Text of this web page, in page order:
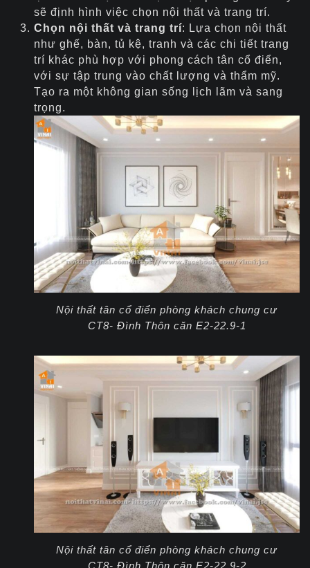
sẽ định hình việc chọn nội thất và trang trí.
Chọn nội thất và trang trí: Lựa chọn nội thất
như ghế, bàn, tủ kệ, tranh và các chi tiết trang
trí khác phù hợp với phong cách tân cổ điển,
với sự tập trung vào chất lượng và thẩm mỹ.
Tạo ra một không gian sống lịch lãm và sang
trọng.
Nội thất tân cổ điển phòng khách chung cư
CT8- Đình Thôn căn E2-22.9-1
Nội thất tân cổ điển phòng khách chung cư
CT8- Đình Thôn căn E2-22.9-2